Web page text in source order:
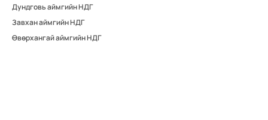
Дундговь аймгийн НДГ
Завхан аймгийн НДГ
Өвөрхангай аймгийн НДГ